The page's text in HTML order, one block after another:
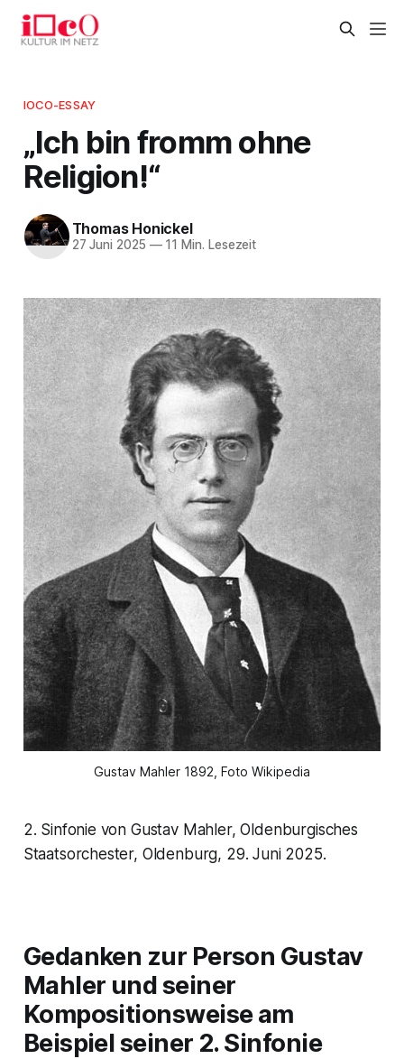
IOCO-ESSAY
„Ich bin fromm ohne
Religion!“
Thomas Honickel
27 Juni 2025 —11 Min. Lesezeit
Gustav Mahler 1892, Foto Wikipedia
2. Sinfonie von Gustav Mahler, Oldenburgisches
Staatsorchester, Oldenburg, 29. Juni 2025.
Gedanken zur Person Gustav
Mahler und seiner
Kompositionsweise am
Beispiel seiner 2. Sinfonie